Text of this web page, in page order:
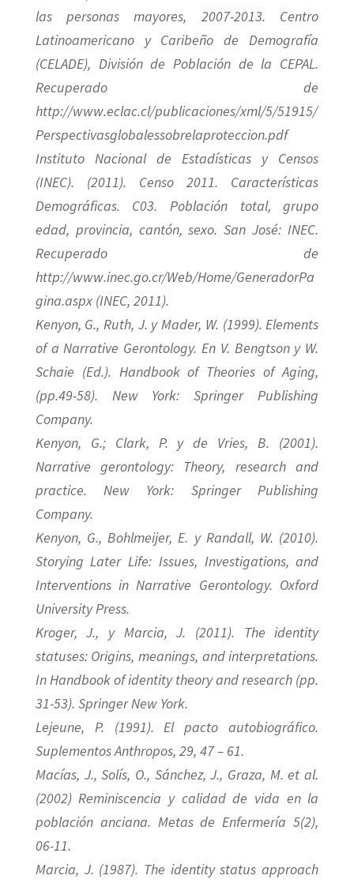
las personas mayores, 2007-2013. Centro
Latinoamericano y Caribeño de Demografía
(CELADE), División de Población de la CEPAL.
Recuperado de
http://www.eclac.cl/publicaciones/xml/5/51915/
Perspectivasglobalessobrelaproteccion.pdf
Instituto Nacional de Estadísticas y Censos
(INEC). (2011). Censo 2011. Características
Demográficas. C03. Población total, grupo
edad, provincia, cantón, sexo. San José: INEC.
Recuperado de
http://www.inec.go.cr/Web/Home/GeneradorPa
gina.aspx (INEC, 2011).
Kenyon, G., Ruth, J. y Mader, W. (1999). Elements
of a Narrative Gerontology. En V. Bengtson y W.
Schaie (Ed.). Handbook of Theories of Aging,
(pp.49-58). New York: Springer Publishing
Company.
Kenyon, G.; Clark, P. y de Vries, B. (2001).
Narrative gerontology: Theory, research and
practice. New York: Springer Publishing
Company.
Kenyon, G., Bohlmeijer, E. y Randall, W. (2010).
Storying Later Life: Issues, Investigations, and
Interventions in Narrative Gerontology. Oxford
University Press.
Kroger, J., y Marcia, J. (2011). The identity
statuses: Origins, meanings, and interpretations.
In Handbook of identity theory and research (pp.
31-53). Springer New York.
Lejeune, P. (1991). El pacto autobiográfico.
Suplementos Anthropos, 29, 47 – 61.
Macías, J., Solís, O., Sánchez, J., Graza, M. et al.
(2002) Reminiscencia y calidad de vida en la
población anciana. Metas de Enfermería 5(2),
06-11.
Marcia, J. (1987). The identity status approach